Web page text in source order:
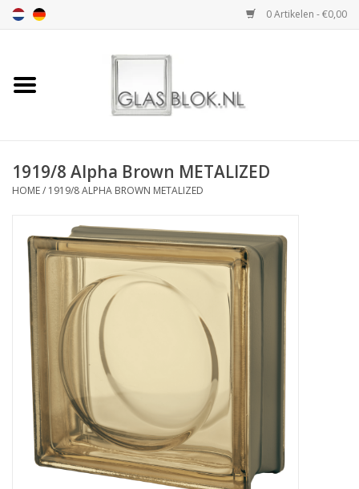
0 Artikelen - €0,00
Home
DESIGN COLLECTION
COLLECTION
VERWERKING
AFMETING
Breezeblock
Assortiment
1919/8 Alpha Brown METALIZED
HOME/ 1919/8 ALPHA BROWN METALIZED